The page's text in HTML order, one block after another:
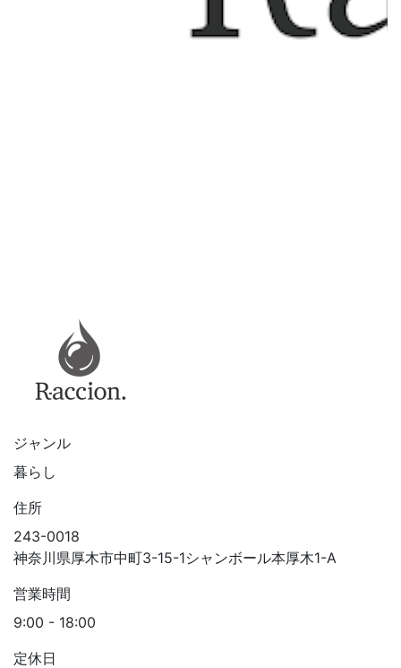
ジャンル
暮らし
住所
243-0018
神奈川県厚木市中町3-15-1シャンボール本厚木1-A
営業時間
9:00 - 18:00
定休日